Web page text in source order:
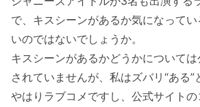
で、キスシーンがあるか気になって
いのではないでしょうか。
キスシーンがあるかどうかについて
されていませんが、私はズバリ“ある”
やはりラブコメですし、公式サイト